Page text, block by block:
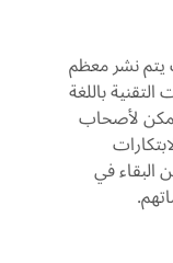
يتم نشر معظم
باللغة
لأصحاب
في